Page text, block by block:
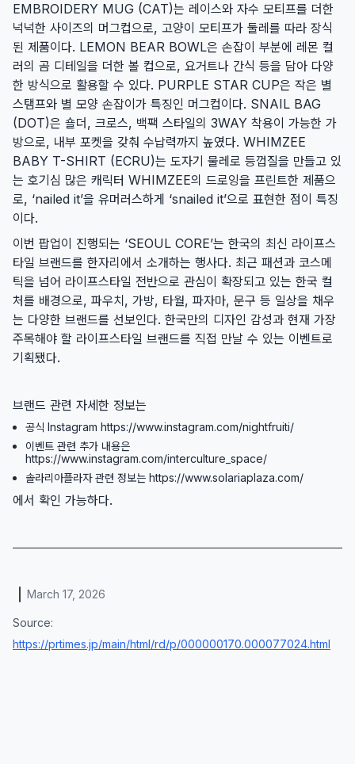
EMBROIDERY MUG (CAT)는 레이스와 자수 모티프를 더한
넉넉한 사이즈의 머그컵으로, 고양이 모티프가 둘레를 따라 장식
된 제품이다. LEMON BEAR BOWL은 손잡이 부분에 레몬 컬
러의 곰 디테일을 더한 볼 컵으로, 요거트나 간식 등을 담아 다양
한 방식으로 활용할 수 있다. PURPLE STAR CUP은 작은 별
스탬프와 별 모양 손잡이가 특징인 머그컵이다. SNAIL BAG
(DOT)은 숄더, 크로스, 백팩 스타일의 3WAY 착용이 가능한 가
방으로, 내부 포켓을 갖춰 수납력까지 높였다. WHIMZEE
BABY T-SHIRT (ECRU)는 도자기 물레로 등껍질을 만들고 있
는 호기심 많은 캐릭터 WHIMZEE의 드로잉을 프린트한 제품으
로, ‘nailed it’을 유머러스하게 ‘snailed it’으로 표현한 점이 특징
이다.
이번 팝업이 진행되는 ‘SEOUL CORE’는 한국의 최신 라이프스
타일 브랜드를 한자리에서 소개하는 행사다. 최근 패션과 코스메
틱을 넘어 라이프스타일 전반으로 관심이 확장되고 있는 한국 컬
처를 배경으로, 파우치, 가방, 타월, 파자마, 문구 등 일상을 채우
는 다양한 브랜드를 선보인다. 한국만의 디자인 감성과 현재 가장
주목해야 할 라이프스타일 브랜드를 직접 만날 수 있는 이벤트로
기획됐다.
브랜드 관련 자세한 정보는
공식 Instagram https://www.instagram.com/nightfruiti/
이벤트 관련 추가 내용은
https://www.instagram.com/interculture_space/
솔라리아플라자 관련 정보는 https://www.solariaplaza.com/
에서 확인 가능하다.
March 17, 2026
Source:
https://prtimes.jp/main/html/rd/p/000000170.000077024.html